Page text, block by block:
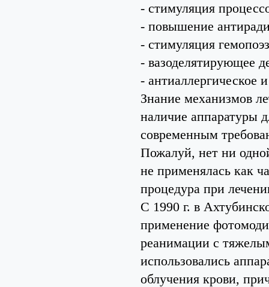
- стимуляция
- повышение
- стимуляция
- вазоделятирующее
- антиаллергическое
Знание механизмов
наличие аппаратуры
современным
Пожалуй, нет ни
не применялась как
процедура при
С 1990 г. в
применение
реанимации с
использовались
облучения крови,